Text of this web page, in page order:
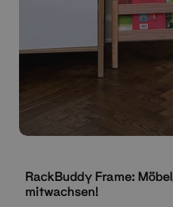
RackBuddy Frame:
mitwachsen!